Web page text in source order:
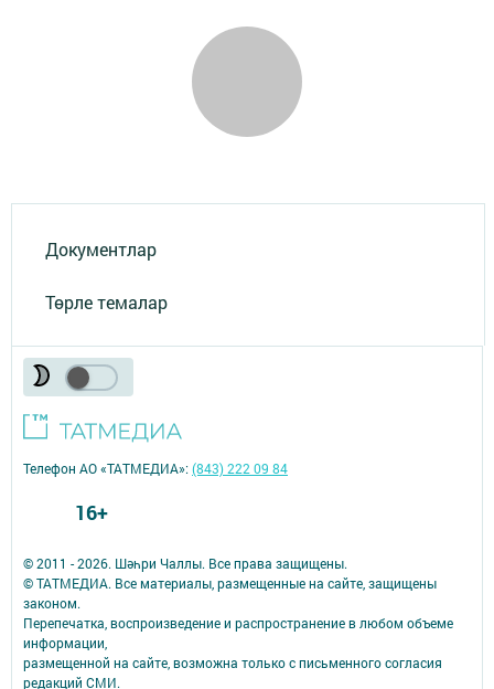
Документлар
Төрле темалар
© 2011 - 2026. Шәһри Чаллы. Все права защищены.
© ТАТМЕДИА. Все материалы, размещенные на сайте, защищены
законом.
Перепечатка, воспроизведение и распространение в любом объеме
информации,
размещенной на сайте, возможна только с письменного согласия
редакций СМИ.
Телефон АО «ТАТМЕДИА»:(843) 222 09 84
16+